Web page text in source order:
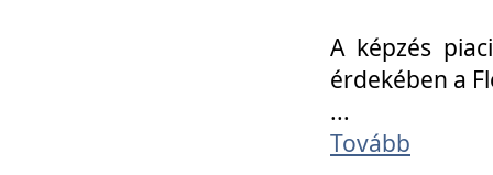
A képzés
érdekében a
...
Tovább